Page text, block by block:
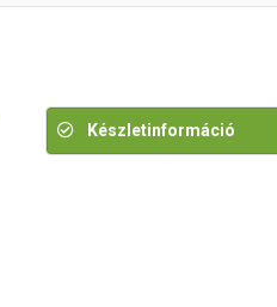
Készletinformáció